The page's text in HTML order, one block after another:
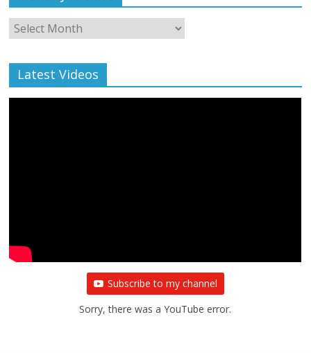
Monthly
Archive
Latest Videos
Subscribe to my channel
Sorry, there was a YouTube error.